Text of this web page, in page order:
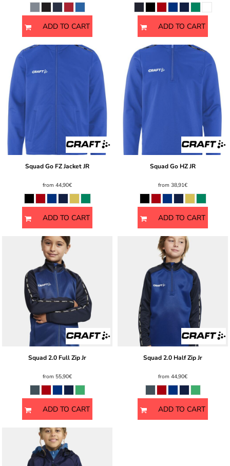
ADD TO CART ADD TO CART
Squad Go FZ Jacket JR
from 44,90€
ADD TO CART
Squad Go HZ JR
from 38,91€
ADD TO CART
Squad 2.0 Full Zip Jr
from 55,90€
ADD TO CART
Squad 2.0 Half Zip Jr
from 44,90€
ADD TO CART